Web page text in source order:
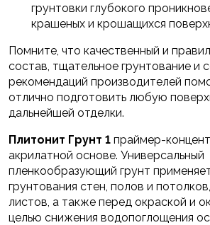
грунтовки глубокого
крашеных и крошащихся
Помните, что качественный и
состав, тщательное грунтование и
рекомендаций производителей
отлично подготовить любую
дальнейшей отделки.
Плитонит Грунт 1 праймер-
акрилатной основе. Универсальный
пленкообразующий грунт
грунтования стен, полов и
листов, а также перед окраской и
целью снижения водопоглощения